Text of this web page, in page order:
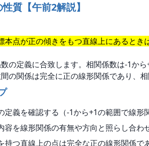
質【午前2解説】
本点が正の傾きをもつ直線上にあるとき
の定義に合致します。相関係数は-1か
の関係は完全に正の線形関係であり、相
定義を確認する（-1から+1の範囲で線形
容を線形関係の有無や方向と照らし合わ
持つ直線上の点は完全な正の線形関係で